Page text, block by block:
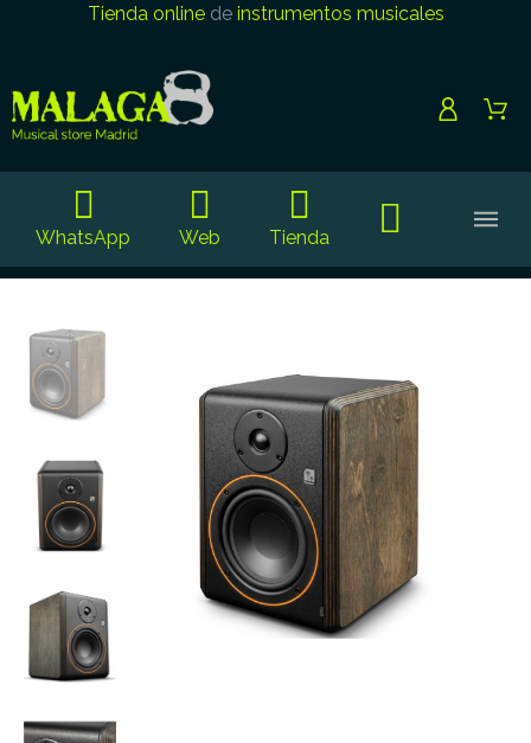
Tienda onlinede instrumentos musicales
WhatsApp Web Tienda